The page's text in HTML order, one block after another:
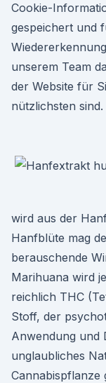
Cookie-
gespeichert und
unserem Team
der Website für
nützlichsten sind.
wird aus der
Hanfblüte mag
berauschende
Marihuana wird
reichlich THC
Stoff, der
Anwendung und
unglaubliches
Cannabispflanze